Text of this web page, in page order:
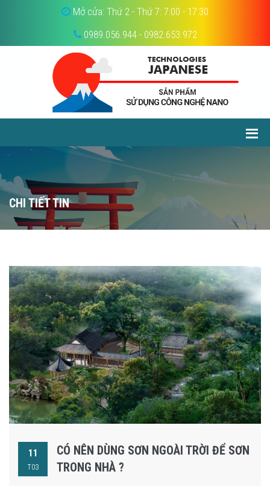
Mở cửa: Thứ 2 - Thứ 7: 7:00 - 17:30
0989.056.944 - 0982.653.972
CHI TIẾT TIN
11
T03
CÓ NÊN DÙNG SƠN NGOÀI TRỜI ĐỂ SƠN
TRONG NHÀ ?